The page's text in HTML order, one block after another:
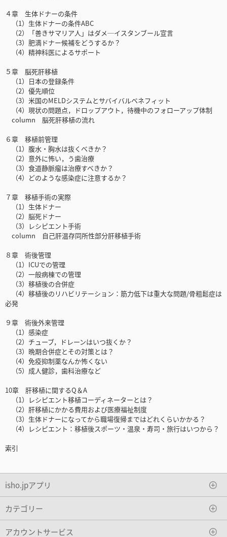
４章 生体ドナーの条件
（1）生体ドナーの条件ABC
（2）「善きサマリア人」はダメ─イスタンブール宣言
（3）肥満ドナー候補をどうするか？
（4）精神科医によるサポート
５章 脳死肝移植
（1）日本の登録条件
（2）優先順位
（3）米国のMELDシステムとサバイバルベネフィット
（4）現状の問題点，ドロップアウト，待機中のフォローアップ体制
column 脳死肝移植の流れ
６章 移植前管理
（1）腹水・胸水は抜くべきか？
（2）意外に怖い，う歯治療
（3）食道静脈瘤は治療すべきか？
（4）どのような感染症に注意するか？
７章 移植手術の実際
（1）生体ドナー
（2）脳死ドナー
（3）レシピエント手術
column 自己肝温存同所性部分肝移植手術
８章 術後管理
（1）ICUでの管理
（2）一般病棟での管理
（3）移植後の合併症
（4）移植後のリハビリテーション：筋力低下は重大な問題/骨粗鬆症は
必発
９章 術後外来管理
（1）感染症
（2）チューブ，ドレーンはいつ抜くか？
（3）晩期合併症とその対策とは？
（4）免疫抑制薬なんか怖くない
（5）成人健診，歯科治療など
10章 肝移植に関するQ＆A
（1）レシピエント移植コーディネーターとは？
（2）肝移植にかかる費用および医療福祉制度
（3）生体ドナーになってから職場復帰まではどれくらいかかる？
（4）レシピエント：移植後スポーツ・温泉・寿司・旅行はいつから？
索引
isho.jpアプリ
カテゴリー
アカウントサービス